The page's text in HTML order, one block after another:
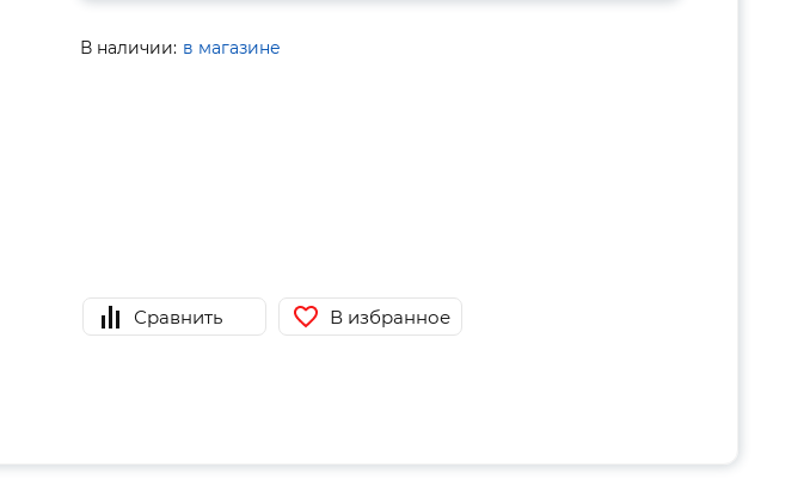
В наличии: в магазине
Сравнить В избранное